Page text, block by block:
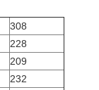
308
228
209
232